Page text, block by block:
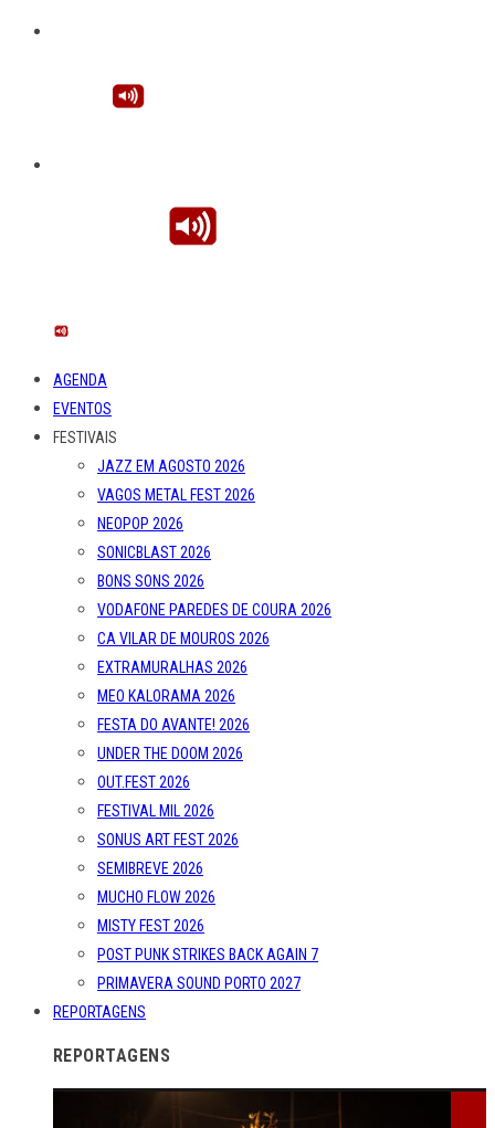
AGENDA
EVENTOS
FESTIVAIS
JAZZ EM AGOSTO 2026
VAGOS METAL FEST 2026
NEOPOP 2026
SONICBLAST 2026
BONS SONS 2026
VODAFONE PAREDES DE COURA 2026
CA VILAR DE MOUROS 2026
EXTRAMURALHAS 2026
MEO KALORAMA 2026
FESTA DO AVANTE! 2026
UNDER THE DOOM 2026
OUT.FEST 2026
FESTIVAL MIL 2026
SONUS ART FEST 2026
SEMIBREVE 2026
MUCHO FLOW 2026
MISTY FEST 2026
POST PUNK STRIKES BACK AGAIN 7
PRIMAVERA SOUND PORTO 2027
REPORTAGENS
REPORTAGENS